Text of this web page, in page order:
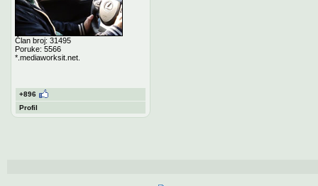
Član broj: 31495
Poruke: 5566
*.mediaworksit.net.
+896
Profil